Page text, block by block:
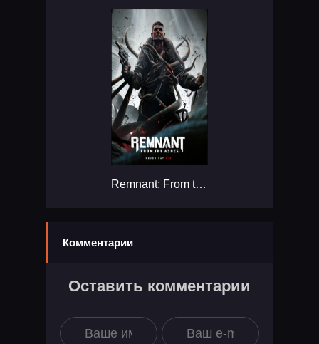
Remnant: From the Ashes...
Комментарии
Оставить комментарии